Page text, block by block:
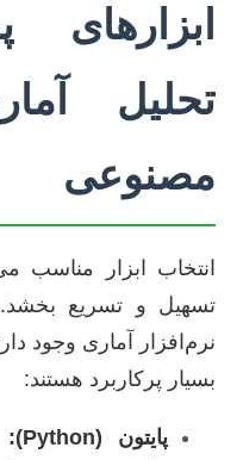
ابزارهای
تحلیل
مصنوعی
انتخاب ابزار مناسب
تسهیل و تسریع بخشد.
نرم‌افزار آماری وجود
بسیار پرکاربرد هستند:
پایتون (Python):